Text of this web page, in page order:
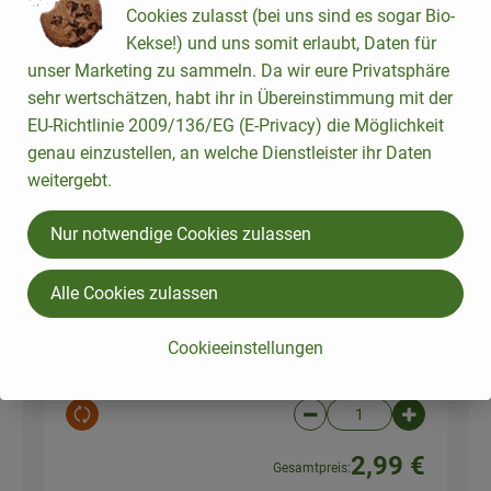
1 Stk
Glas
Kirchererbs
en
Auswahl ändern
Kichererbsen (Glas) 350g
10,39 € /kg
350 g
Gesamtpreis:2,39 €
Auswahl ändern Artikelanzahl
Gesamtpreis:2,99 €
Cookies zulasst (bei uns sind es sogar Bio-
Kekse!) und uns somit erlaubt, Daten für
unser Marketing zu sammeln. Da wir eure Privatsphäre
sehr wertschätzen, habt ihr in Übereinstimmung mit der
EU-Richtlinie 2009/136/EG (E-Privacy) die Möglichkeit
genau einzustellen, an welche Dienstleister ihr Daten
weitergebt.
Cookieeinstellungen
Nur notwendige Cookies zulassen
Alle Cookies zulassen